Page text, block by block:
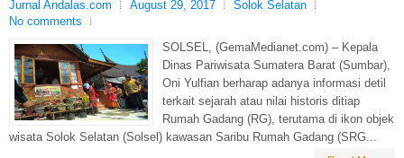
Jurnal Andalas.com August 29, 2017
Solok Selatan
No comments
SOLSEL, (GemaMedianet.com) – Kepala
Dinas Pariwisata Sumatera Barat (Sumbar),
Oni Yulfian berharap adanya informasi detil
terkait sejarah atau nilai historis ditiap
Rumah Gadang (RG), terutama di ikon objek
wisata Solok Selatan (Solsel) kawasan Saribu Rumah Gadang (SRG...